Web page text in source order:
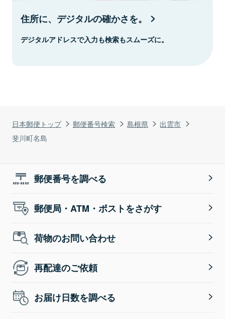
日本郵便トップ 郵便番号検索 島根県
出雲市
斐川町名島
住所に、デジタルの確かさを。
デジタルアドレスで入力も検索もスムーズに。
郵便番号を調べる
郵便局・ATM・ポストをさがす
荷物のお問い合わせ
再配達のご依頼
お届け日数を調べる